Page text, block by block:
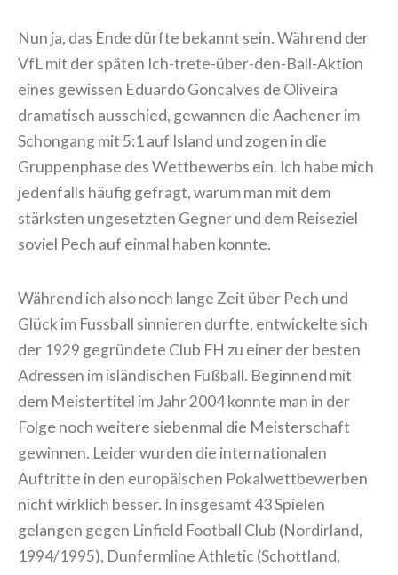
Nun ja, das Ende dürfte bekannt sein. Während der
VfL mit der späten Ich-trete-über-den-Ball-Aktion
eines gewissen Eduardo Goncalves de Oliveira
dramatisch ausschied, gewannen die Aachener im
Schongang mit 5:1 auf Island und zogen in die
Gruppenphase des Wettbewerbs ein. Ich habe mich
jedenfalls häufig gefragt, warum man mit dem
stärksten ungesetzten Gegner und dem Reiseziel
soviel Pech auf einmal haben konnte.
Während ich also noch lange Zeit über Pech und
Glück im Fussball sinnieren durfte, entwickelte sich
der 1929 gegründete Club FH zu einer der besten
Adressen im isländischen Fußball. Beginnend mit
dem Meistertitel im Jahr 2004 konnte man in der
Folge noch weitere siebenmal die Meisterschaft
gewinnen. Leider wurden die internationalen
Auftritte in den europäischen Pokalwettbewerben
nicht wirklich besser. In insgesamt 43 Spielen
gelangen gegen Linfield Football Club (Nordirland,
1994/1995), Dunfermline Athletic (Schottland,